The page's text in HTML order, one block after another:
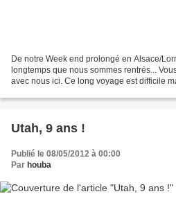
De notre Week end prolongé en Alsace/
longtemps que nous sommes rentrés...
avec nous ici. Ce long voyage est difficile
Utah, 9 ans !
Publié le 08/05/2012 à 00:00
Par houba